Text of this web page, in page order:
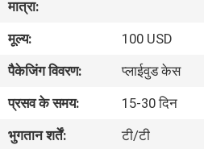
दौरा
गुणवत्ता
नियंत्रण
मात्रा:
मूल्य:
100 USD
पैकेजिंग विवरण:
प्लाईवुड केस
प्रसव के समय:
15-30 दिन
भुगतान शर्तें:
टी/टी